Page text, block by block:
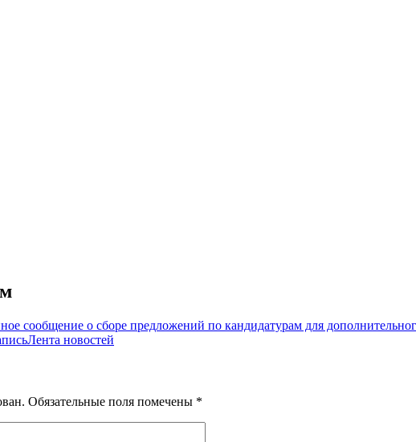
сообщение о сборе предложений по кандидатурам для
Лента новостей
Обязательные поля помечены *